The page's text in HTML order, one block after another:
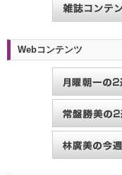
Webコンテンツ